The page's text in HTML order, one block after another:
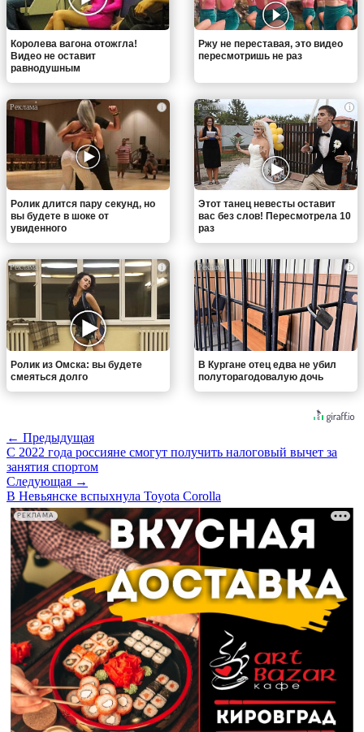
Королева вагона отожгла!
Видео не оставит
равнодушным
Ржу не переставая, это видео
пересмотришь не раз
i
Ролик длится пару секунд, но
вы будете в шоке от
увиденного
i
Этот танец невесты оставит
вас без слов! Пересмотрела 10
раз
i
Ролик из Омска: вы будете
смеяться долго
i
В Кургане отец едва не убил
полуторагодовалую дочь
← Предыдущая
С 2022 года россияне смогут получить налоговый вычет за
занятия спортом
Следующая →
В Невьянске вспыхнула Toyota Corolla
РЕКЛАМА